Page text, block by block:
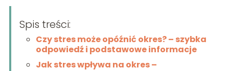
Spis treści:
Czy stres może opóźnić okres? – szybka
odpowiedź i podstawowe informacje
Jak stres wpływa na okres –